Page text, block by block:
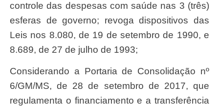
controle das despesas com saúde nas 3 (três)
esferas de governo; revoga dispositivos das
Leis nos 8.080, de 19 de setembro de 1990, e
8.689, de 27 de julho de 1993;
Considerando a Portaria de Consolidação nº
6/GM/MS, de 28 de setembro de 2017, que
regulamenta o financiamento e a transferência